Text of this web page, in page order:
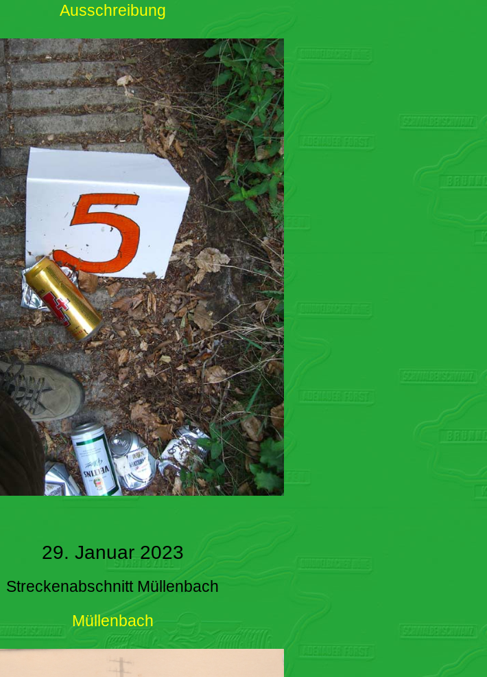
Ausschreibung
29. Januar 2023
Streckenabschnitt Müllenbach
Müllenbach